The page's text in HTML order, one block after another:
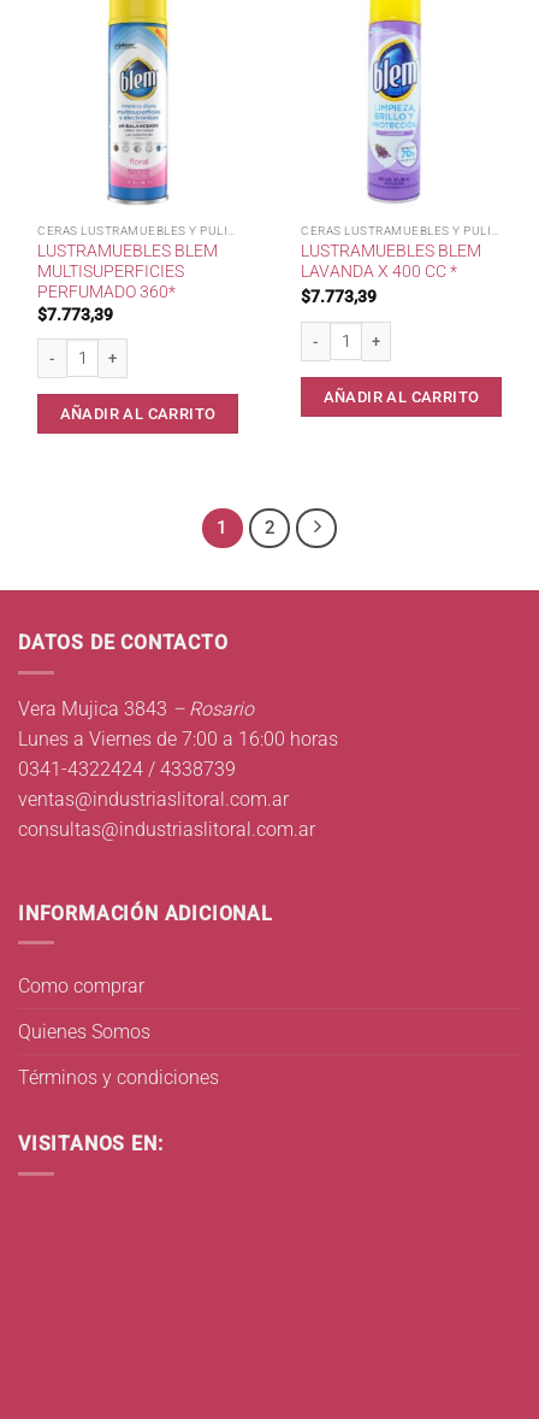
LUSTRAMUEBLES BLEM
MULTISUPERFICIES
PERFUMADO 360*
$7.773,39
Lustramuebles Blem Multisuperficies perfumado 360* cantidad
AÑADIR AL CARRITO
LUSTRAMUEBLES BLEM
LAVANDA X 400 CC *
$7.773,39
Lustramuebles Blem Lavanda x 400
AÑADIR AL CARRITO
1 2
DATOS DE CONTACTO
Vera Mujica 3843 – Rosario
Lunes a Viernes de 7:00 a 16:00 horas
0341-4322424 / 4338739
ventas@industriaslitoral.com.ar
consultas@industriaslitoral.com.ar
INFORMACIÓN ADICIONAL
Como comprar
Quienes Somos
Términos y condiciones
VISITANOS EN: